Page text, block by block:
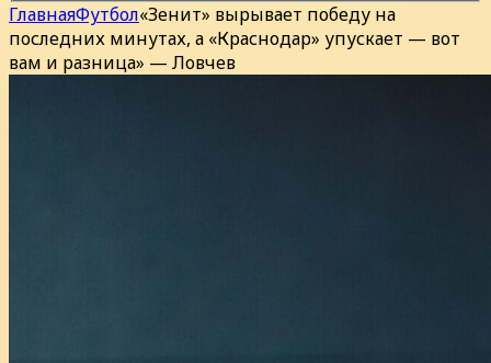
ГлавнаяФутбол«Зенит» вырывает победу на
последних минутах, а «Краснодар» упускает — вот
вам и разница» — Ловчев